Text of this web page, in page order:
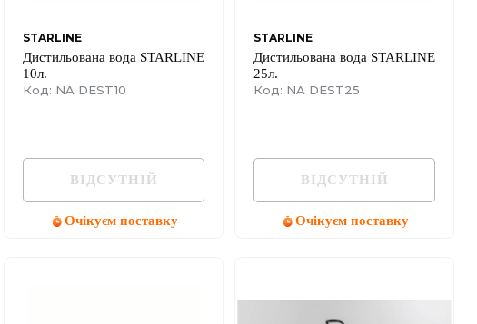
STARLINE
Дистильована вода STARLINE
10л.
Код: NA DEST10
ВІДСУТНІЙ
Очікуєм поставку
STARLINE
Дистильована вода STARLINE
25л.
Код: NA DEST25
ВІДСУТНІЙ
Очікуєм поставку